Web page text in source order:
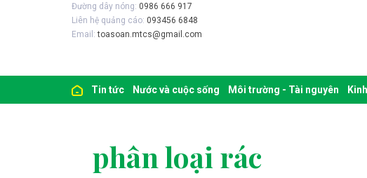
Đường dây nóng: 0986 666 917
Liên hệ quảng cáo: 093456 6848
Email:toasoan.mtcs@gmail.com
Tin tức Nước và cuộc sống Môi trường - Tài nguyên
phân loại rác